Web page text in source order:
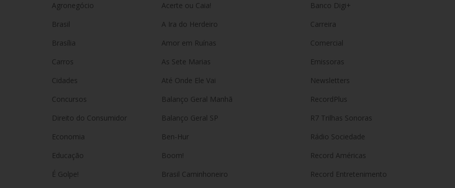
Agronegócio
Brasil
Brasília
Carros
Cidades
Concursos
Direito do Consumidor
Economia
Educação
É Golpe!
Acerte ou Caia!
A Ira do Herdeiro
Amor em Ruínas
As Sete Marias
Até Onde Ele Vai
Balanço Geral Manhã
Balanço Geral SP
Ben-Hur
Boom!
Brasil Caminhoneiro
Banco Digi+
Carreira
Comercial
Emissoras
Newsletters
RecordPlus
R7 Trilhas Sonoras
Rádio Sociedade
Record Américas
Record Entretenimento